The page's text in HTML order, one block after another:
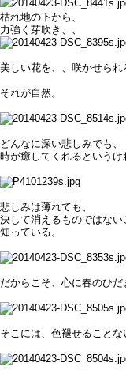
枯れ地の下から、
力強く芽吹き、、
美しい花を、、咲かせられ
それが自然。
どんなに深い悲しみでも、
時が癒してくれるというけ
悲しみは薄れても、
決して消えるものではない
知っている。
だからこそ、心に春のひだ
そこには、色褪せることな